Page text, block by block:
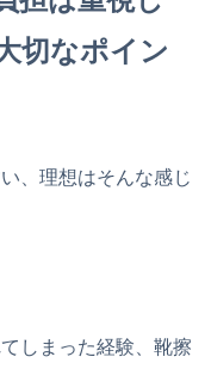
切なポイン
、理想はそんな感じ
しまった経験、靴擦